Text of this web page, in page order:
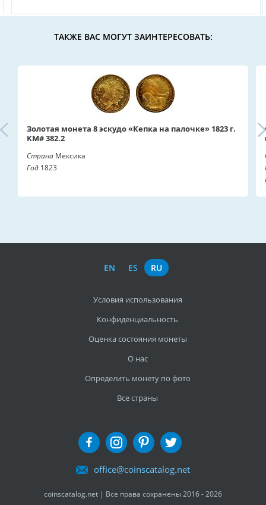
ТАКЖЕ ВАС МОГУТ ЗАИНТЕРЕСОВАТЬ:
Золотая монета 8 эскудо «Кепка на палочке» 1823 г.
KM# 382.2
Страна Мексика
Год 1823
EN ES RU
Условия использования
Конфиденциальность
Оценка состояния монеты
О нас
Определить монету по фото
Все страны
office@coinscatalog.net
coinscatalog.net | Все права сохранены 2016 - 2026